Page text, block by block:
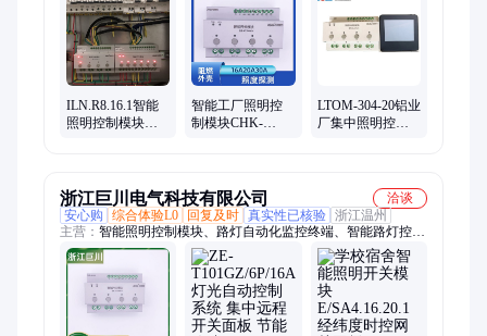
ILN.R8.16.1智能
照明控制模块灯
智能工厂照明控
制模块CHK-
LTOM-304-20铝业
厂集中照明控制
浙江巨川电气科技有限公司
洽谈
安心购
综合体验L0 回复及时 真实性已核验 浙江温州
主营： 智能照明控制模块、路灯自动化监控终端、智能路灯控制
器、建筑能耗节能管理系统、天文时钟控制器、单灯控制器、路
灯稳压调光装置、路灯节电器、路灯节能稳压调控装置、智能照
明电能优化装置、路灯直流防触电节电柜、末端用电防护治理装
置、电能质量综合治理柜、谐波滤波器